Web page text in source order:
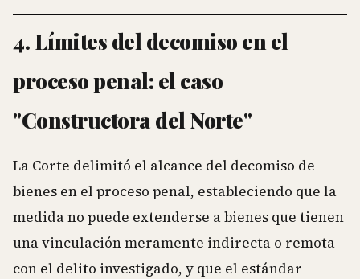
4. Límites del decomiso en el
proceso penal: el caso
"Constructora del Norte"
La Corte delimitó el alcance del decomiso de
bienes en el proceso penal, estableciendo que la
medida no puede extenderse a bienes que tienen
una vinculación meramente indirecta o remota
con el delito investigado, y que el estándar